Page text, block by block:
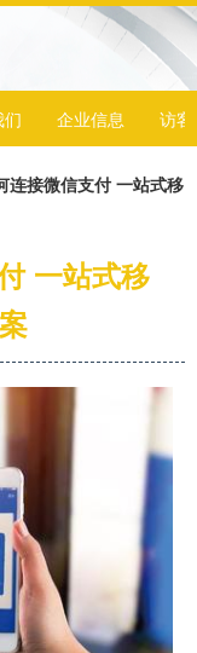
们 企业信息 访客
连接微信支付 一站式移
一站式移